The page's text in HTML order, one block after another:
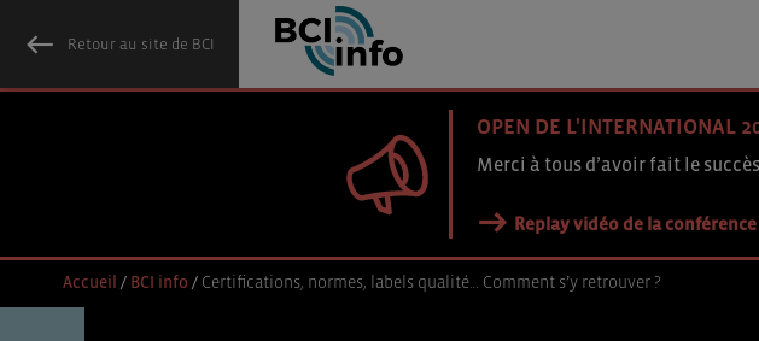
Retour au site de BCI
OPEN DE L'INTERNATIONAL
Merci à tous d’avoir fait le
Replay vidéo de la
Accueil / BCI info / Certifications, normes, labels qualité… Comment s’y retrouver ?